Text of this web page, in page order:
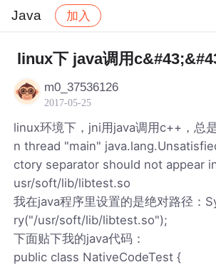
Java 加入
社区 Java 帖子详情
linux下 java调用
m0_37536126
2017-05-25
linux环境下，jni用java调用c++，总
n thread "main"
ctory separator should not appear
usr/soft/lib/libtest.so
我在java程序里设置的是绝对路径：
ry("/usr/soft/lib/libtest.so");
下面贴下我的java代码：
public class NativeCodeTest {